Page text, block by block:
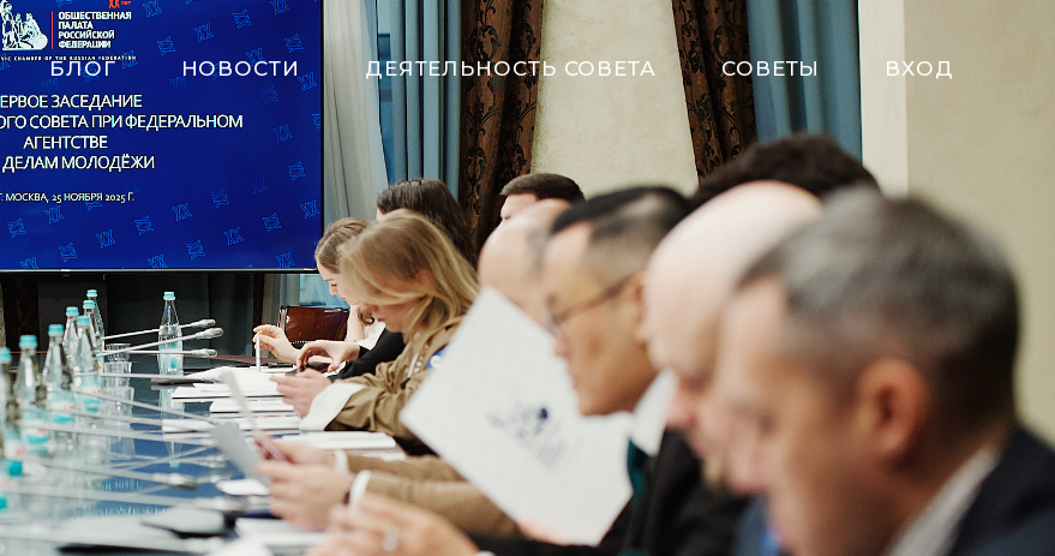
БЛОГ НОВОСТИ ДЕЯТЕЛЬНОСТЬ СОВЕТА СОВЕТЫ ВХОД